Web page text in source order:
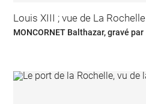
Louis XIII ; vue de La Rochelle
MONCORNET Balthazar, gravé par